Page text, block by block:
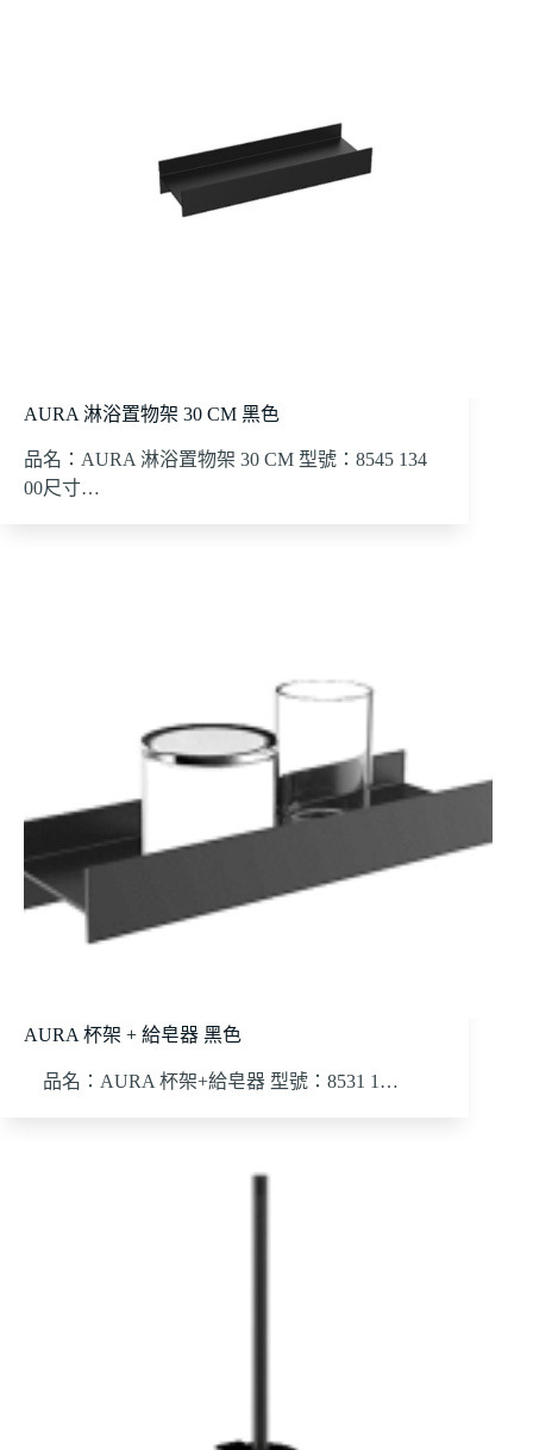
AURA 淋浴置物架 30 CM 黑色
品名：AURA 淋浴置物架 30 CM 型號：8545 134
00尺寸…
AURA 杯架 + 給皂器 黑色
品名：AURA 杯架+給皂器 型號：8531 1…